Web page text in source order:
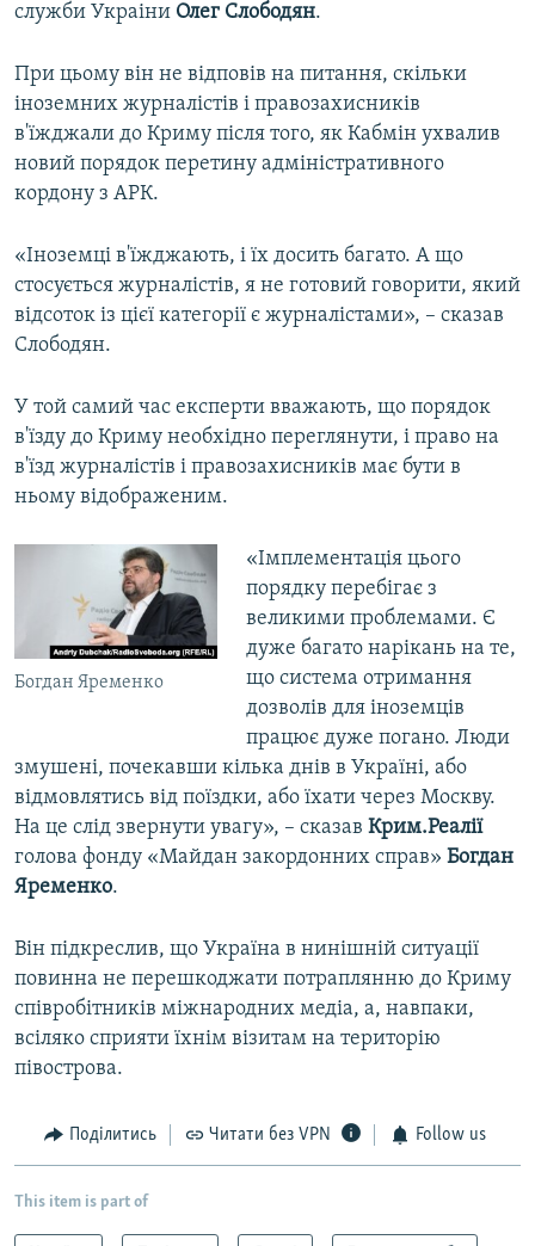
служби Украіни Олег Слободян.
При цьому він не відповів на питання, скільки
іноземних журналістів і правозахисників
в'їжджали до Криму після того, як Кабмін ухвалив
новий порядок перетину адміністративного
кордону з АРК.
«Іноземці в'їжджають, і їх досить багато. А що
стосується журналістів, я не готовий говорити, який
відсоток із цієї категорії є журналістами», – сказав
Слободян.
У той самий час експерти вважають, що порядок
в'їзду до Криму необхідно переглянути, і право на
в'їзд журналістів і правозахисників має бути в
ньому відображеним.
Богдан Яременко
«Імплементація цього
порядку перебігає з
великими проблемами. Є
дуже багато нарікань на те,
що система отримання
дозволів для іноземців
працює дуже погано. Люди
змушені, почекавши кілька днів в Україні, або
відмовлятись від поїздки, або їхати через Москву.
На це слід звернути увагу», – сказав Крим.Реалії
голова фонду «Майдан закордонних справ» Богдан
Яременко.
Він підкреслив, що Україна в нинішній ситуації
повинна не перешкоджати потраплянню до Криму
співробітників міжнародних медіа, а, навпаки,
всіляко сприяти їхнім візитам на територію
півострова.
Поділитись Читати без VPN Follow us
This item is part of